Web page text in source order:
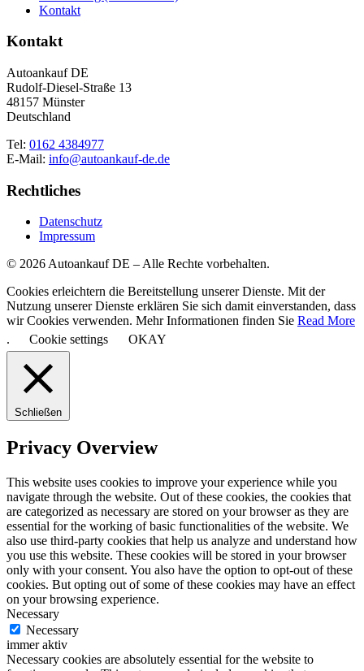
Kontakt
Kontakt
Autoankauf DE
Rudolf-Diesel-Straße 13
48157 Münster
Deutschland
Tel: 0162 4384977
E-Mail: info@autoankauf-de.de
Rechtliches
Datenschutz
Impressum
© 2026 Autoankauf DE – Alle Rechte vorbehalten.
Cookies erleichtern die Bereitstellung unserer Dienste. Mit der
Nutzung unserer Dienste erklären Sie sich damit einverstanden, dass
wir Cookies verwenden. Mehr Informationen finden Sie Read More
.
Cookie settings OKAY
Schließen
Privacy Overview
This website uses cookies to improve your experience while you
navigate through the website. Out of these cookies, the cookies that
are categorized as necessary are stored on your browser as they are
essential for the working of basic functionalities of the website. We
also use third-party cookies that help us analyze and understand how
you use this website. These cookies will be stored in your browser
only with your consent. You also have the option to opt-out of these
cookies. But opting out of some of these cookies may have an effect
on your browsing experience.
Necessary
Necessary
immer aktiv
Necessary cookies are absolutely essential for the website to